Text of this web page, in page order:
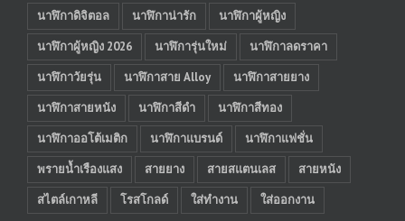
นาฬิกาดิจิตอล
นาฬิกาน่ารัก
นาฬิกาผู้หญิง
นาฬิกาผู้หญิง 2026
นาฬิการุ่นใหม่
นาฬิกาลดราคา
นาฬิกาวัยรุ่น
นาฬิกาสาย Alloy
นาฬิกาสายยาง
นาฬิกาสายหนัง
นาฬิกาสีดำ
นาฬิกาสีทอง
นาฬิกาออโต้เมติก
นาฬิกาแบรนด์
นาฬิกาแฟชั่น
พรายน้ำเรืองแสง
สายยาง สายสแตนเลส
สายหนัง
สไตล์เกาหลี
โรสโกลด์ ใส่ทำงาน ใส่ออกงาน